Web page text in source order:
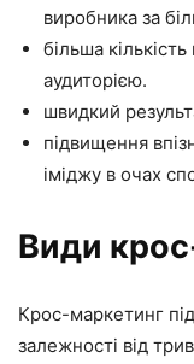
виробника за
більша
аудиторією.
швидкий
підвищення
іміджу в очах
Види
Крос-маркетинг
залежності від